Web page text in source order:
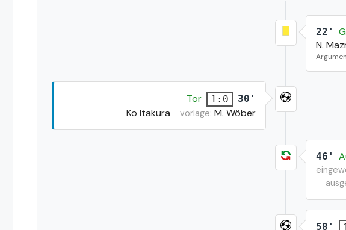
22'
N.
Tor 1:0 30'
Ko Itakura vorlage: M. Wöber
46'
58'